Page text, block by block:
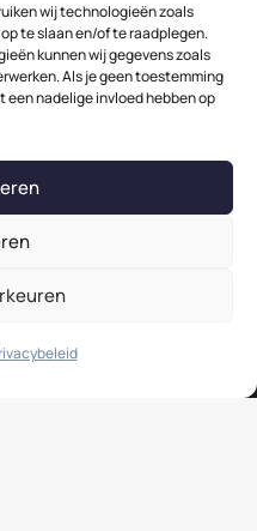
wij technologieën zoals
te slaan en/of te raadplegen.
kunnen wij gegevens zoals
Als je geen toestemming
nadelige invloed hebben op